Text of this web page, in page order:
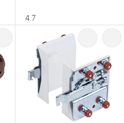
4.7